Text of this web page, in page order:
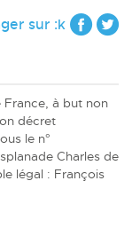
sur :k
à but non
décret
le n°
Charles de
légal : François